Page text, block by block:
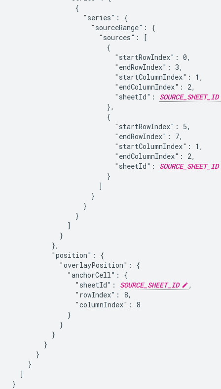
                {
                  "series": {
                    "sourceRange": {
                      "sources": [
                        {
                          "startRowIndex": 0,
                          "endRowIndex": 3,
                          "startColumnIndex": 1,
                          "endColumnIndex": 2,
                          "sheetId":
SOURCE_SHEET_ID
                        },
                        {
                          "startRowIndex": 5,
                          "endRowIndex": 7,
                          "startColumnIndex": 1,
                          "endColumnIndex": 2,
                          "sheetId":
SOURCE_SHEET_ID
                        }
                      ]
                    }
                  }
                }
              ]
            }
          },
          "position": {
            "overlayPosition": {
              "anchorCell": {
                "sheetId":
SOURCE_SHEET_ID
,
                "rowIndex": 8,
                "columnIndex": 8
              }
            }
          }
        }
      }
    }
  ]
}